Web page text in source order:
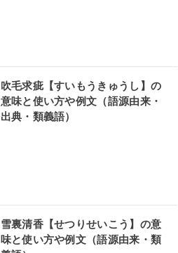
吹毛求疵【すいもうきゅうし】の
意味と使い方や例文（語源由来・
出典・類義語）
雪裏清香【せつりせいこう】の意
味と使い方や例文（語源由来・類